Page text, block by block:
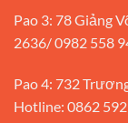
Pao 3: 78 Giảng
2636/ 0982 558
Pao 4: 732
Hotline: 0862